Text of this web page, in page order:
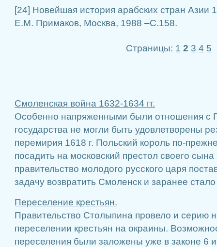
[24] Новейшая история арабских стран Азии
Е.М. Примаков, Москва, 1988 –С.158.
Страницы: 1 2 3 4 5
Смоленская война 1632-1634 гг.
Особенно напряженными были отношения с
государства не могли быть удовлетворены
перемирия 1618 г. Польский король по-
посадить на московский престол своего
правительство молодого русского царя
задачу возвратить Смоленск и заранее стало
Переселение крестьян.
Правительство Столыпина провело и серию
переселении крестьян на окраины.
переселения были заложены уже в законе 6